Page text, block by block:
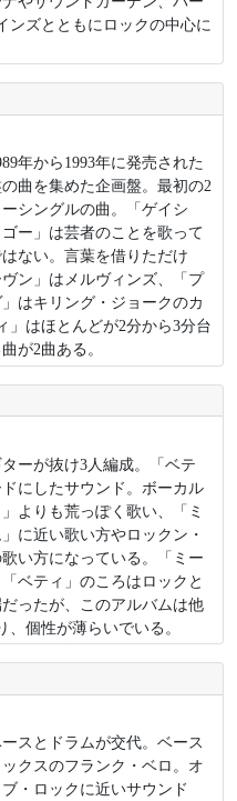
ンズとともにロックの中心に
年から1993年に発売された
曲を集めた企画盤。最初の2
シングルの曲。「ゲイシ
ー」は芸者のことを歌って
ない。言葉を借りただけ
ン」はメルヴィンズ、「プ
はキリング・ジョークのカ
」はほとんどが2分から3分台
が2曲ある。
ターが抜け3人編成。「ベテ
ドにしたサウンド。ボーカル
よりも荒っぽく歌い、「ミ
に近い歌い方やロックン・
い方になっている。「ミー
ベティ」のころはロックと
だったが、このアルバムは他
個性が薄らいでいる。
ースとドラムが交代。ベース
クスのフランク・ベロ。オ
・ロックに近いサウンド